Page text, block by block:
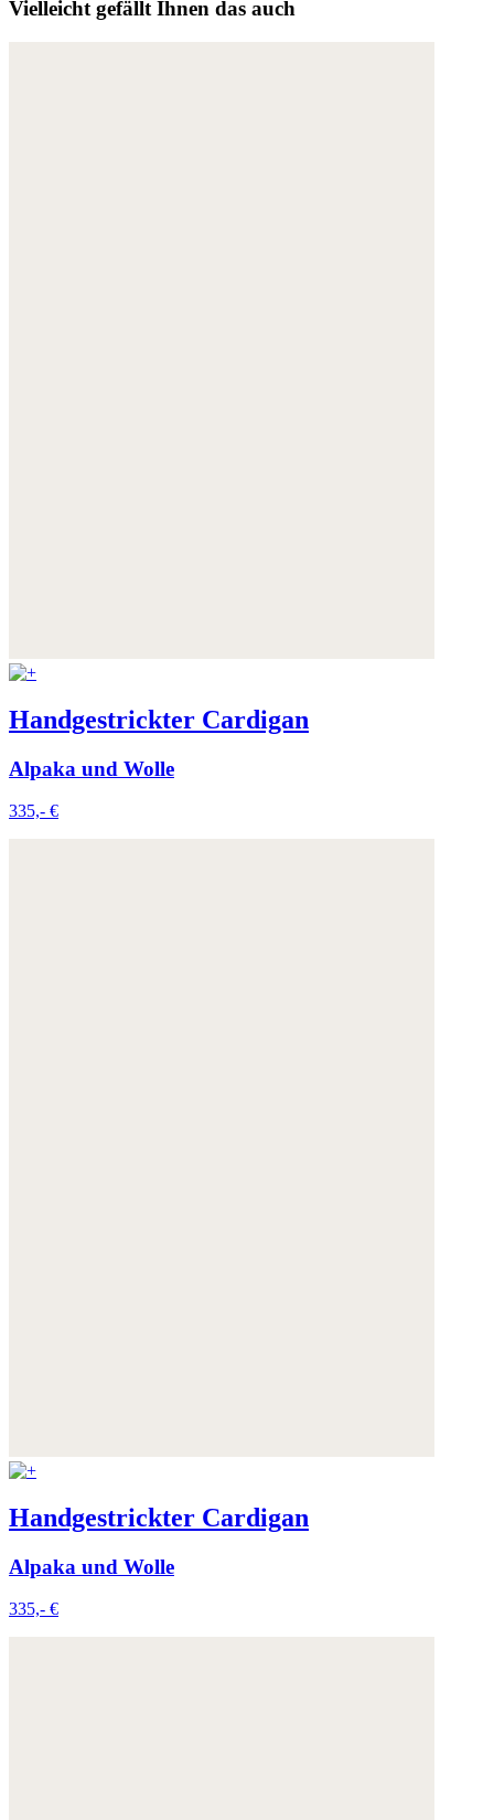
Weitere Informationen:Datenschutz
Vielleicht gefällt Ihnen das auch
Handgestrickter Cardigan
Alpaka und Wolle
335,- €
Handgestrickter Cardigan
Alpaka und Wolle
335,- €